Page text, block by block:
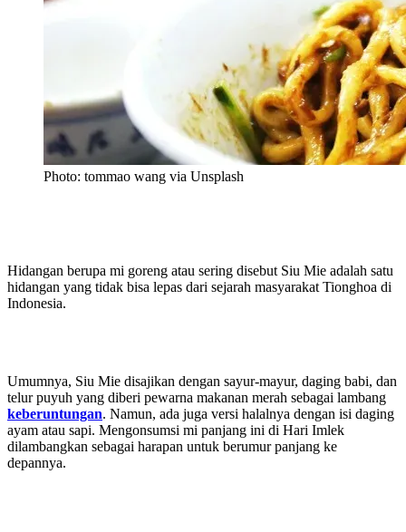
Photo: tommao wang via Unsplash
Hidangan berupa mi goreng atau sering disebut Siu Mie adalah satu
hidangan yang tidak bisa lepas dari sejarah masyarakat Tionghoa di
Indonesia.
Umumnya, Siu Mie disajikan dengan sayur-mayur, daging babi, dan
telur puyuh yang diberi pewarna makanan merah sebagai lambang
keberuntungan. Namun, ada juga versi halalnya dengan isi daging
ayam atau sapi. Mengonsumsi mi panjang ini di Hari Imlek
dilambangkan sebagai harapan untuk berumur panjang ke
depannya.